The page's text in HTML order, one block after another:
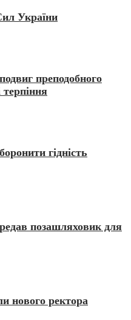
України
преподобного
терпіння
гідність
позашляховик для
нового ректора